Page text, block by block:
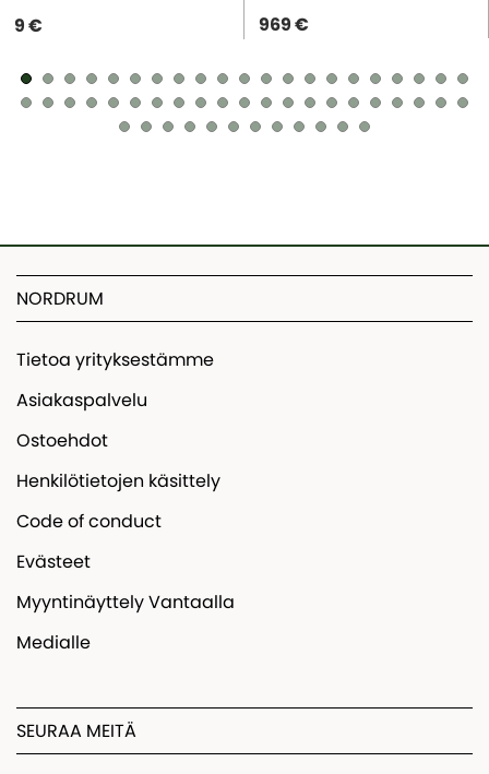
9 € 969 €
NORDRUM
Tietoa yrityksestämme
Asiakaspalvelu
Ostoehdot
Henkilötietojen käsittely
Code of conduct
Evästeet
Myyntinäyttely Vantaalla
Medialle
SEURAA MEITÄ